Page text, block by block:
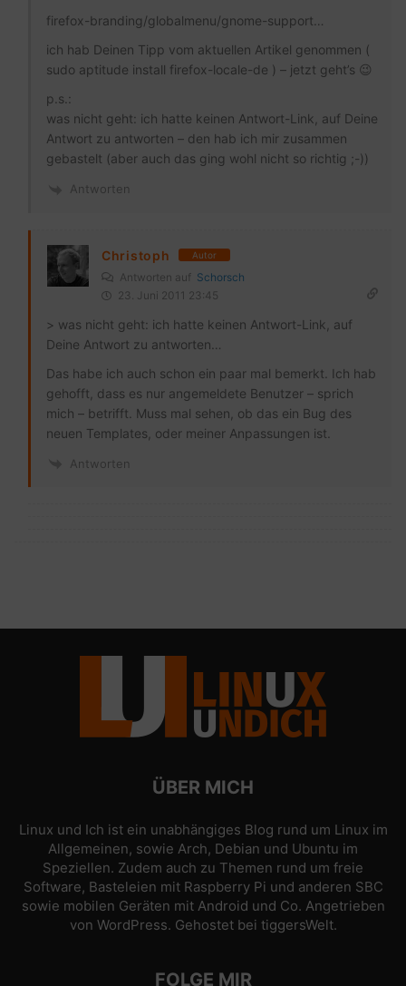
firefox-branding/globalmenu/gnome-support…
ich hab Deinen Tipp vom aktuellen Artikel genommen (
sudo aptitude install firefox-locale-de ) – jetzt geht’s 😉
p.s.:
was nicht geht: ich hatte keinen Antwort-Link, auf Deine
Antwort zu antworten – den hab ich mir zusammen
gebastelt (aber auch das ging wohl nicht so richtig ;-))
Antworten
Christoph Autor
Antworten auf Schorsch
23. Juni 2011 23:45
> was nicht geht: ich hatte keinen Antwort-Link, auf
Deine Antwort zu antworten…
Das habe ich auch schon ein paar mal bemerkt. Ich hab
gehofft, dass es nur angemeldete Benutzer – sprich
mich – betrifft. Muss mal sehen, ob das ein Bug des
neuen Templates, oder meiner Anpassungen ist.
Antworten
ÜBER MICH
Linux und Ich ist ein unabhängiges Blog rund um Linux im
Allgemeinen, sowie Arch, Debian und Ubuntu im
Speziellen. Zudem auch zu Themen rund um freie
Software, Basteleien mit Raspberry Pi und anderen SBC
sowie mobilen Geräten mit Android und Co. Angetrieben
von WordPress. Gehostet bei tiggersWelt.
FOLGE MIR